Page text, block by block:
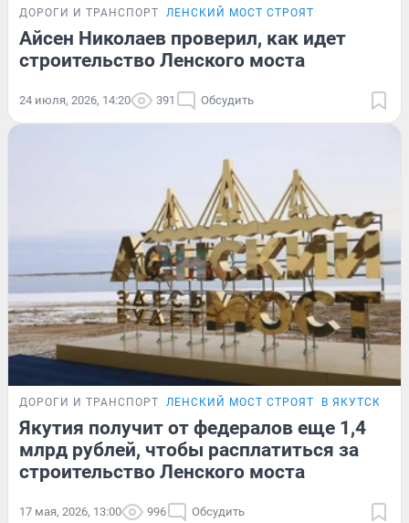
ДОРОГИ И ТРАНСПОРТ ЛЕНСКИЙ МОСТ СТРОЯТ
Айсен Николаев проверил, как идет
строительство Ленского моста
24 июля, 2026, 14:20 391 Обсудить
ДОРОГИ И ТРАНСПОРТ ЛЕНСКИЙ МОСТ СТРОЯТ В ЯКУТСКЕ
Якутия получит от федералов еще 1,4
млрд рублей, чтобы расплатиться за
строительство Ленского моста
17 мая, 2026, 13:00 996 Обсудить